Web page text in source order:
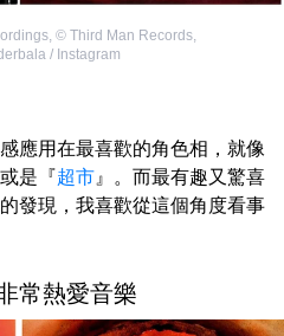
, © Third Man Records,
/ Instagram
應用在最喜歡的角色相，就像
是『超市 』。而最有趣又驚喜
發現，我喜歡從這個角度看事
常熱愛音樂